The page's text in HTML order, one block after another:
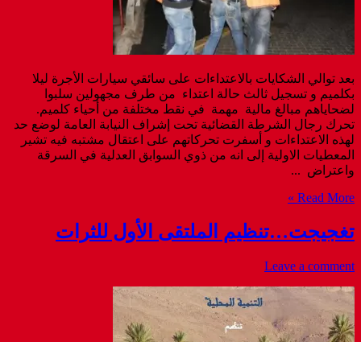
بعد توالي الشكايات بالاعتداءات على سائقي سيارات الأجرة ليلا
بكلميم و تسجيل ثالث حالة اعتداء من طرف مجهولين سلبوا
لضحاياهم مبالغ مالية مهمة في نقط مختلفة من أحياء كلميم.
تحرك رجال الشرطة القضائية تحت إشراف النيابة العامة لوضع حد
لهذه الاعتداءات و أسفرت تحركاتهم على اعتقال مشتبه فيه تشير
المعطيات الاولية إلى انه من ذوي السوابق العدلية في السرقة
واعتراض ...
Read More »
تغجيجت…تنظيم الملتقى الأول للثرات
Leave a comment